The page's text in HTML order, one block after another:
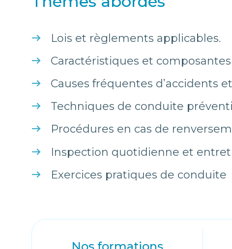
Lois et règlements applicables.
Caractéristiques et
Causes fréquentes d’accidents
Techniques de conduite
Procédures en cas de
Inspection quotidienne et
Exercices pratiques de conduite